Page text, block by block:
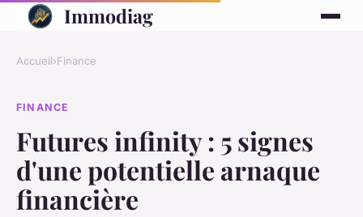
Immodiag
Accueil›Finance
FINANCE
Futures infinity : 5 signes
d'une potentielle arnaque
financière